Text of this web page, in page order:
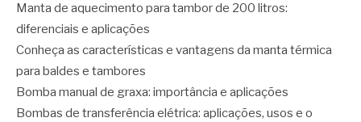
Manta de aquecimento para tambor de 200 litros:
diferenciais e aplicações
Conheça as características e vantagens da manta térmica
para baldes e tambores
Bomba manual de graxa: importância e aplicações
Bombas de transferência elétrica: aplicações, usos e o